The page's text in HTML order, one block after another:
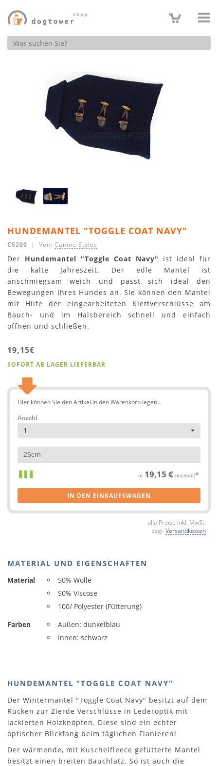
Produktsuche
HUNDEMANTEL "TOGGLE COAT NAVY"
CS200 | Von: Canine Styles
Der Hundemantel "Toggle Coat Navy"
ist ideal für
die kalte Jahreszeit. Der edle Mantel ist
anschmiegsam weich und passt sich ideal den
Bewegungen Ihres Hundes an. Sie können den Mantel
mit Hilfe der eingearbeiteten Klettverschlüsse am
Bauch- und im Halsbereich schnell und einfach
öffnen und schließen.
19,15€
SOFORT AB LAGER LIEFERBAR
Hier können Sie den Artikel in den Warenkorb legen...
Anzahl
1
25cm
je 19,15 € (63,90 €)*
IN DEN EINKAUFSWAGEN
alle Preise inkl. MwSt.
zzgl. Versandkosten
MATERIAL UND EIGENSCHAFTEN
Material
50% Wolle
50% Viscose
100/ Polyester (Fütterung)
Farben
Außen: dunkelblau
Innen: schwarz
HUNDEMANTEL "TOGGLE COAT NAVY"
Der Wintermantel "Toggle Coat Navy" besitzt auf dem
Rücken zur Zierde Verschlüsse in Lederoptik mit
lackierten Holzknöpfen. Diese sind ein echter
optischer Blickfang beim täglichen Flanieren!
Der wärmende, mit Kuschelfleece gefütterte Mantel
besitzt einen breiten Bauchlatz. So ist auch die